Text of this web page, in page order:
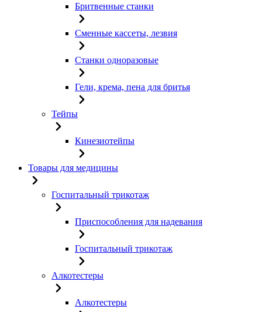
Бритвенные станки
Сменные кассеты, лезвия
Станки одноразовые
Гели, крема, пена для бритья
Тейпы
Кинезиотейпы
Товары для медицины
Госпитальный трикотаж
Приспособления для надевания
Госпитальный трикотаж
Алкотестеры
Алкотестеры